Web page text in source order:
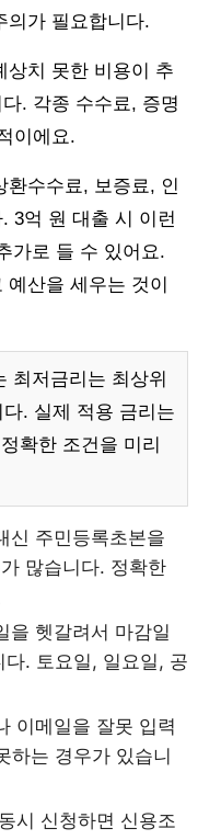
의가 필요합니다.
상치 못한 비용이 추
. 각종 수수료, 증명
이에요.
환수수료, 보증료, 인
3억 원 대출 시 이런
가로 들 수 있어요.
산을 세우는 것이
최저금리는 최상위
. 실제 적용 금리는
확한 조건을 미리
신 주민등록초본을
많습니다. 정확한
을 헷갈려서 마감일
. 토요일, 일요일, 공
이메일을 잘못 입력
하는 경우가 있습니
시 신청하면 신용조